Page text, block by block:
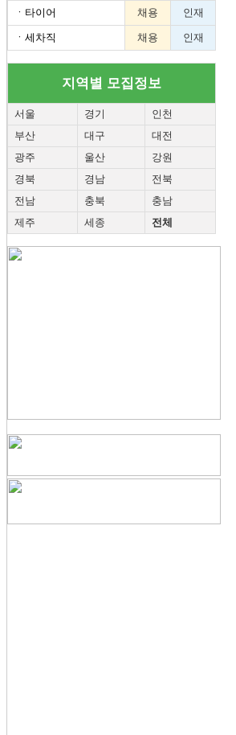
ㆍ 타이어 채용 인재
ㆍ 세차직 채용 인재
지역별 모집정보
서울 경기
인천
부산
대구
대전
광주
울산
강원
경북
경남
전북
전남
충북
충남
제주
세종 전체